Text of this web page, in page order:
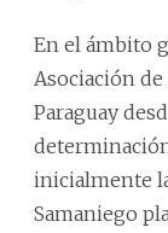
En el ámbito
Asociación
Paraguay
inicialmente
Samaniego